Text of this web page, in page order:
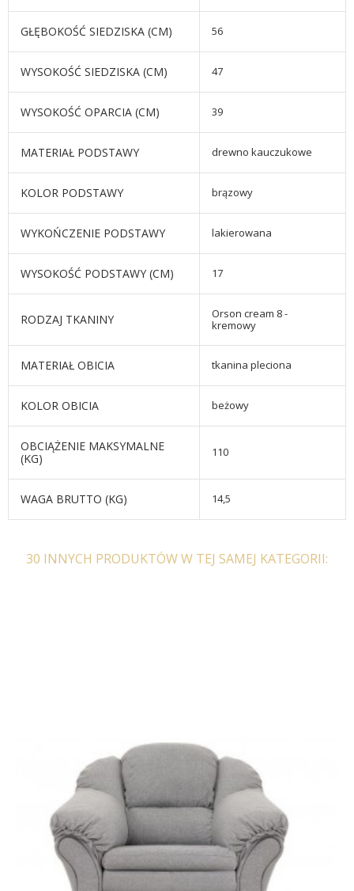
GŁĘBOKOŚĆ SIEDZISKA (CM) 56
WYSOKOŚĆ SIEDZISKA (CM) 47
WYSOKOŚĆ OPARCIA (CM) 39
MATERIAŁ PODSTAWY drewno kauczukowe
KOLOR PODSTAWY brązowy
WYKOŃCZENIE PODSTAWY lakierowana
WYSOKOŚĆ PODSTAWY (CM) 17
RODZAJ TKANINY
Orson cream 8 -
kremowy
MATERIAŁ OBICIA tkanina pleciona
KOLOR OBICIA beżowy
OBCIĄŻENIE MAKSYMALNE
(KG)
110
WAGA BRUTTO (KG) 14,5
FOTEL CENTER BEŻOWY
722,89 zł 892,45 zł
30 INNYCH PRODUKTÓW W TEJ SAMEJ KATEGORII: